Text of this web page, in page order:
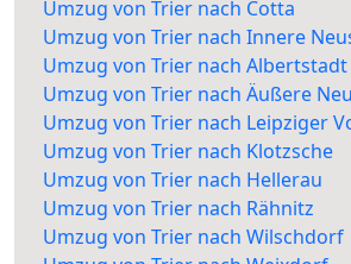
Umzug von Trier nach Cotta
Umzug von Trier nach Innere
Umzug von Trier nach Albertstadt
Umzug von Trier nach Äußere
Umzug von Trier nach Leipziger
Umzug von Trier nach Klotzsche
Umzug von Trier nach Hellerau
Umzug von Trier nach Rähnitz
Umzug von Trier nach Wilschdorf